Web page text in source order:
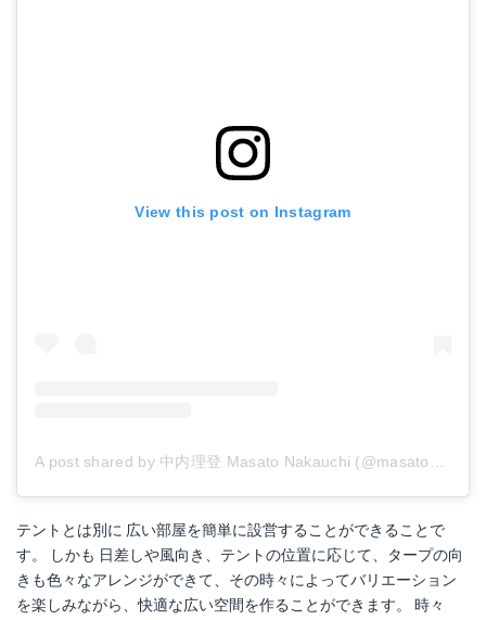
View this post on Instagram
A post shared by 中内理登 Masato Nakauchi (@masato_nakauchi)
テントとは別に 広い部屋を簡単に設営することができることで
す。 しかも 日差しや風向き、テントの位置に応じて、タープの向
きも色々なアレンジができて、その時々によってバリエーション
を楽しみながら、快適な広い空間を作ることができます。 時々